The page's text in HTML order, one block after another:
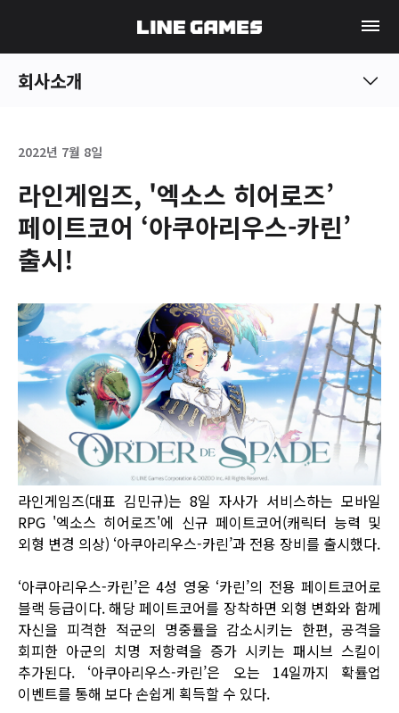
회사소개
2022년 7월 8일
라인게임즈, '엑소스 히어로즈’
페이트코어 ‘아쿠아리우스-카린’
출시!
라인게임즈(대표 김민규)는 8일 자사가 서비스하는 모바일
RPG '엑소스 히어로즈'에 신규 페이트코어(캐릭터 능력 및
외형 변경 의상) ‘아쿠아리우스-카린’과 전용 장비를 출시했다.
‘아쿠아리우스-카린’은 4성 영웅 ‘카린’의 전용 페이트코어로
블랙 등급이다. 해당 페이트코어를 장착하면 외형 변화와 함께
자신을 피격한 적군의 명중률을 감소시키는 한편, 공격을
회피한 아군의 치명 저항력을 증가 시키는 패시브 스킬이
추가된다. ‘아쿠아리우스-카린’은 오는 14일까지 확률업
이벤트를 통해 보다 손쉽게 획득할 수 있다.